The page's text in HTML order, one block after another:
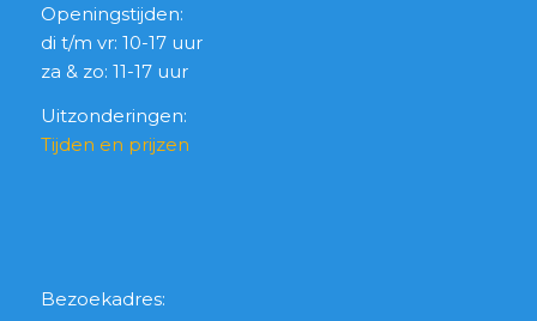
Openingstijden:
di t/m vr: 10-17 uur
za & zo: 11-17 uur
Uitzonderingen:
Tijden en prijzen
Bezoekadres: